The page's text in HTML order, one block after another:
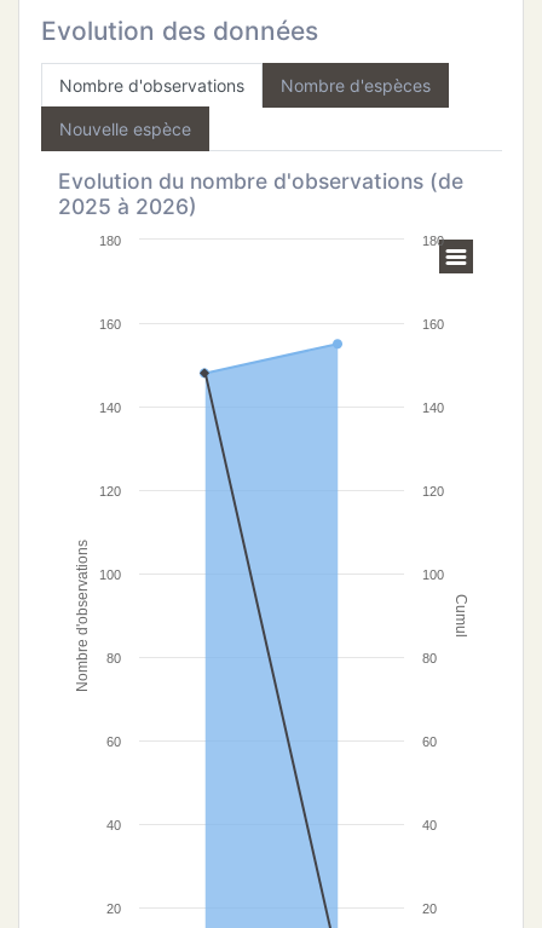
Evolution des données
Nombre d'observations Nombre d'espèces
Nouvelle espèce
Evolution du nombre d'observations (de
2025 à 2026)
Nombre d'observations Cumul
100
20
40
60
80
120
140
160
180
100
20
40
60
80
120
140
160
180